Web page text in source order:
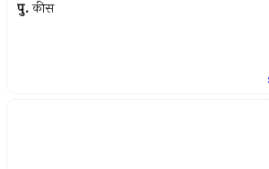
पु. कीस